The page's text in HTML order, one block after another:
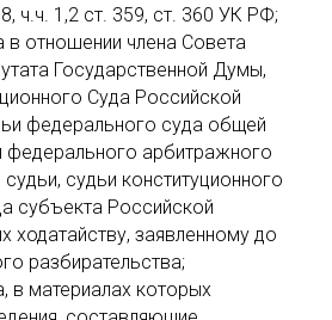
ч.ч. 1,2 ст. 359, ст. 360 УК РФ;
в отношении члена Совета
Государственной Думы,
Суда Российской
федерального суда общей
федерального арбитражного
судьи конституционного
субъекта Российской
ходатайству, заявленному до
разбирательства;
в материалах которых